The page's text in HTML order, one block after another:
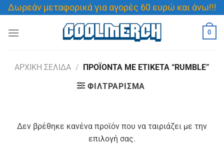
Μετάβαση
στο
περιεχόμενο
Δωρεάν μεταφορικά για αγορές 60 ευρώ και άνω!!!
0
ΑΡΧΙΚΉ ΣΕΛΊΔΑ / ΠΡΟΪΌΝΤΑ ΜΕ ΕΤΙΚΈΤΑ “RUMBLE”
ΦΙΛΤΡΆΡΙΣΜΑ
Δεν βρέθηκε κανένα προϊόν που να ταιριάζει με την
επιλογή σας.